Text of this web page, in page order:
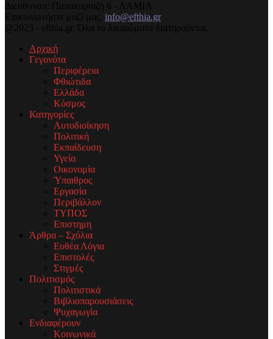
Διεύθυνση: Παπακυριαζή 6 - ΛΑΜΙΑ
Επικοινωνήστε μαζί μας: info@efthia.gr
@2023 - efthia.gr. Όλα τα δικαιώματα διατηρούνται.
Αρχική
Γεγονότα
Περιφέρεια
Φθιώτιδα
Ελλάδα
Κόσμος
Κατηγορίες
Αυτοδιοίκηση
Πολιτική
Εκπαίδευση
Υγεία
Οικονομία
Ύπαιθρος
Εργασία
Περιβάλλον
ΤΥΠΟΣ
Επιστημη
Άρθρα – Σχόλια
Ευθέα Λόγια
Επιστολές
Στιγμές
Πολιτισμός
Πολιτιστικά
Βιβλιοπαρουσιάσεις
Ψυχαγωγία
Ενδιαφέρουν
Κοινωνικά